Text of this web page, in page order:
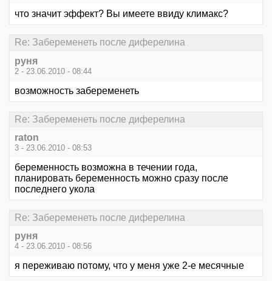
что значит эффект? Вы имеете ввиду климакс?
Re: Забеременеть после диферелина
руня
2 - 23.06.2010 - 08:44
возможность забеременеть
Re: Забеременеть после диферелина
raton
3 - 23.06.2010 - 08:53
беременность возможна в течении года,
планировать беременность можно сразу после
последнего укола
Re: Забеременеть после диферелина
руня
4 - 23.06.2010 - 08:56
я переживаю потому, что у меня уже 2-е месячные